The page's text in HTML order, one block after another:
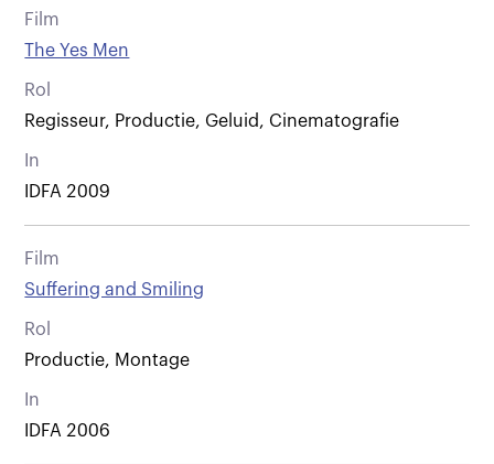
Film
The Yes Men
Rol
Regisseur, Productie, Geluid, Cinematografie
In
IDFA 2009
Film
Suffering and Smiling
Rol
Productie, Montage
In
IDFA 2006